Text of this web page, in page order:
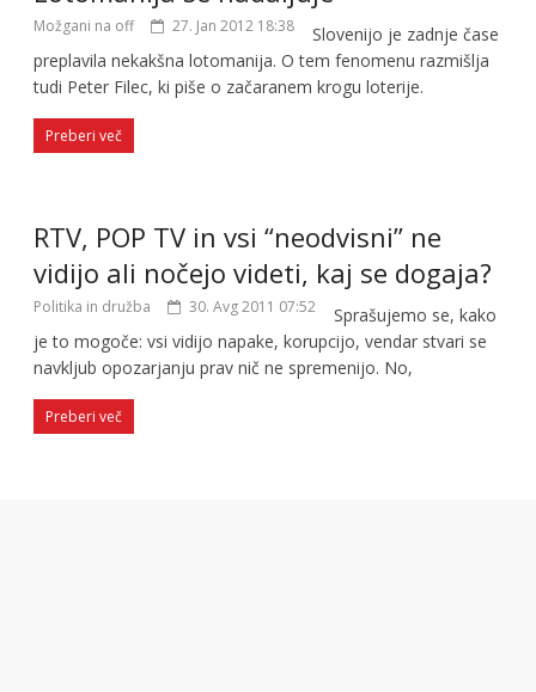
Možgani na off 27. Jan 2012 18:38
Slovenijo je zadnje čase
preplavila nekakšna lotomanija. O tem fenomenu razmišlja
tudi Peter Filec, ki piše o začaranem krogu loterije.
Preberi več
RTV, POP TV in vsi “neodvisni” ne
vidijo ali nočejo videti, kaj se dogaja?
Politika in družba 30. Avg 2011 07:52
Sprašujemo se, kako
je to mogoče: vsi vidijo napake, korupcijo, vendar stvari se
navkljub opozarjanju prav nič ne spremenijo. No,
Preberi več